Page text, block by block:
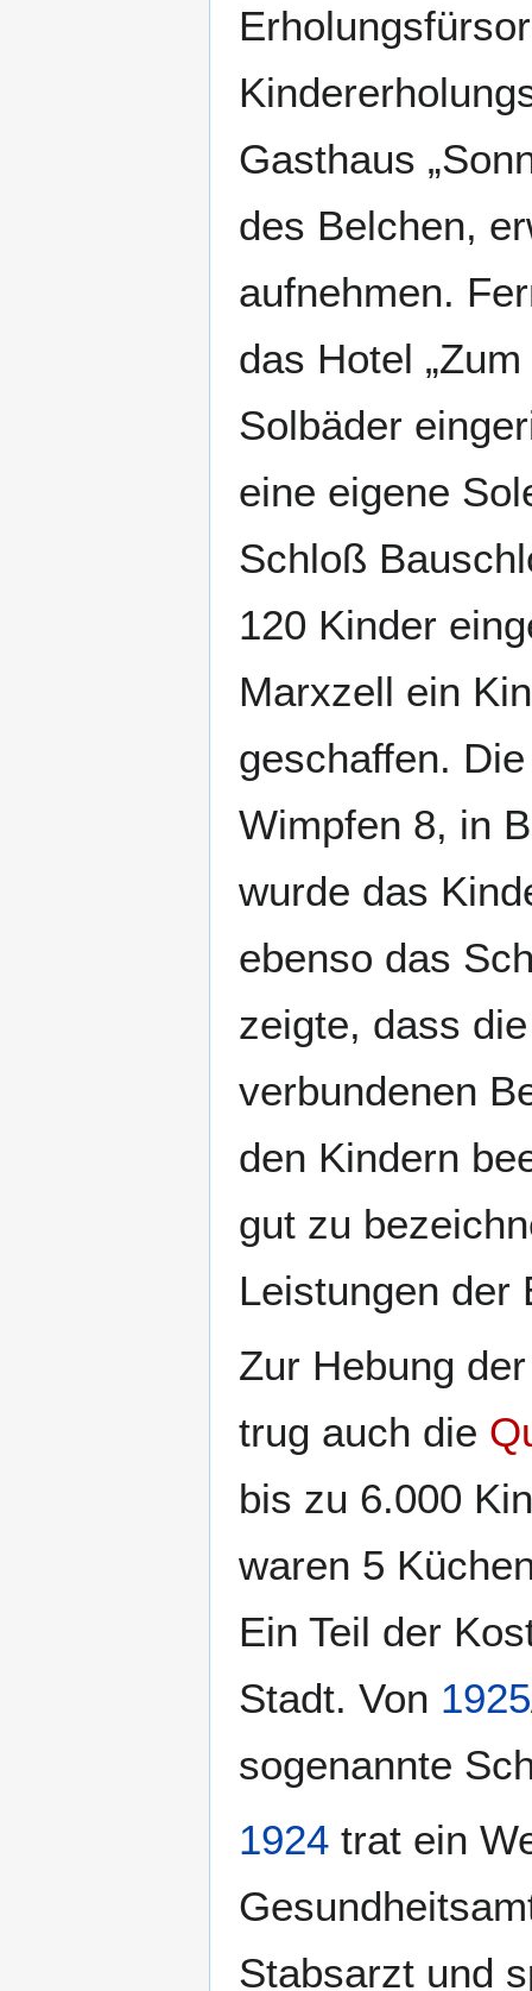
Gasthaus
des Belchen,
aufnehmen.
das Hotel
Solbäder
eine eigene
Schloß
120 Kinder
Marxzell ein
geschaffen.
Wimpfen 8, in
wurde das
ebenso das
zeigte, dass
verbundenen
den Kindern
gut zu
Leistungen der
Zur Hebung
trug auch die
bis zu 6.000
waren 5
Ein Teil der
Stadt. Von 1925
sogenannte
1924 trat ein
Stabsarzt und